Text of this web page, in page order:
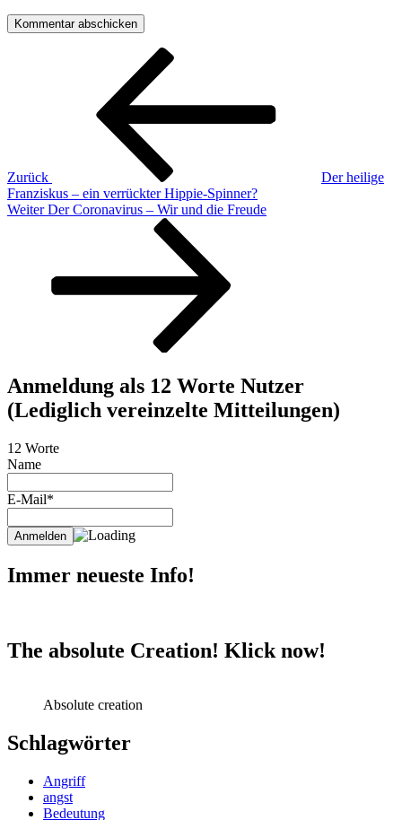
Beitragsnavigation
Zurück
Der heilige
Franziskus – ein verrückter Hippie-Spinner?
Nächster
Weiter Der Coronavirus – Wir und die Freude
Anmeldung als 12 Worte Nutzer
(Lediglich vereinzelte Mitteilungen)
12 Worte
Name
E-Mail*
Immer neueste Info!
The absolute Creation! Klick now!
Absolute creation
Schlagwörter
Angriff
angst
Bedeutung